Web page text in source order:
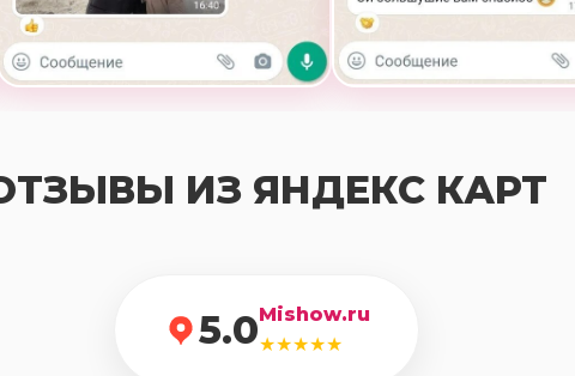
ИЗ ЯНДЕКС КАРТ
5.0Mishow.ru
★★★★★